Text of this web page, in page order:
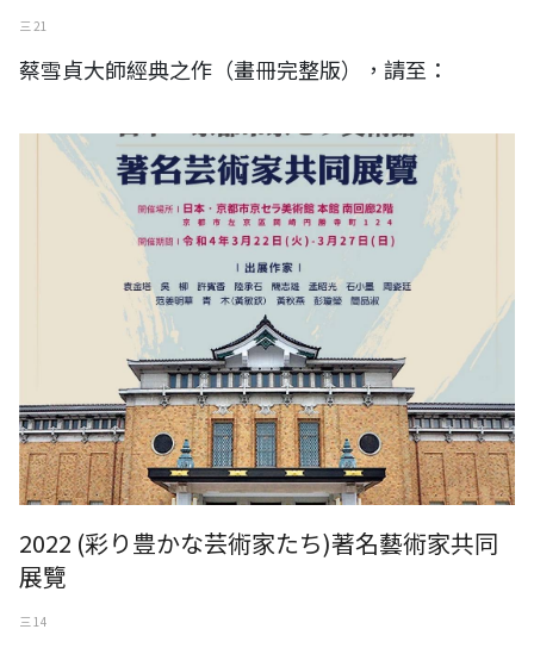
三 21
蔡雪貞大師經典之作（畫冊完整版），請至：
2022 (彩り豊かな芸術家たち)著名藝術家共同展覽
2022 (彩り豊かな芸術家たち)著名藝術家共同
展覽
三 14